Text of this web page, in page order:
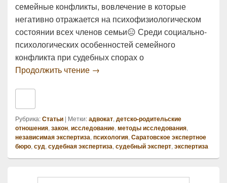
семейные конфликты, вовлечение в которые
негативно отражается на психофизиологическом
состоянии всех членов семьи😑 Среди социально-
психологических особенностей семейного
конфликта при судебных спорах о
Продолжить чтение СУД СПОСОБСТВУЕТ
→
Рубрика:Статьи | Метки:адвокат, детско-родительские
отношения, закон, исследование, методы исследования,
независимая экспертиза, психология, Саратовское экспертное
бюро, суд, судебная экспертиза, судебный эксперт, экспертиза